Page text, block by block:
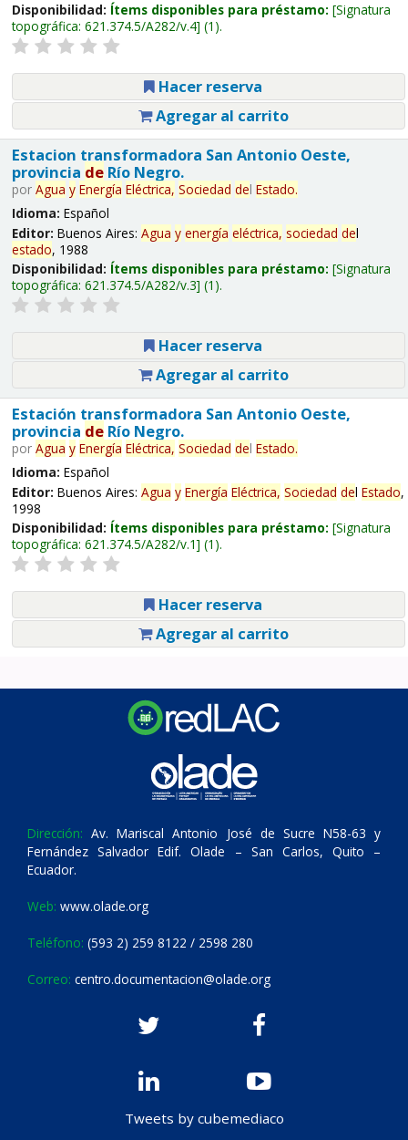
Disponibilidad: Ítems disponibles para préstamo: Signatura
topográfica: 621.374.5/A282/v.4 (1).
Hacer reserva
Agregar al carrito
Estacion transformadora San Antonio Oeste,
provincia deRío Negro.
por Agua y Energía Eléctrica, Sociedad del Estado.
Idioma: Español
Editor: Buenos Aires: Agua y energía eléctrica, sociedad del
estado, 1988
Disponibilidad: Ítems disponibles para préstamo: Signatura
topográfica: 621.374.5/A282/v.3 (1).
Hacer reserva
Agregar al carrito
Estación transformadora San Antonio Oeste,
provincia deRío Negro.
por Agua y Energía Eléctrica, Sociedad del Estado.
Idioma: Español
Editor: Buenos Aires: Agua y Energía Eléctrica, Sociedad del Estado,
1998
Disponibilidad: Ítems disponibles para préstamo: Signatura
topográfica: 621.374.5/A282/v.1 (1).
Hacer reserva
Agregar al carrito
Dirección: Av. Mariscal Antonio José de Sucre N58-63 y
Fernández Salvador Edif. Olade – San Carlos, Quito –
Ecuador.
Web: www.olade.org
Teléfono: (593 2) 259 8122 / 2598 280
Correo: centro.documentacion@olade.org
Tweets by cubemediaco